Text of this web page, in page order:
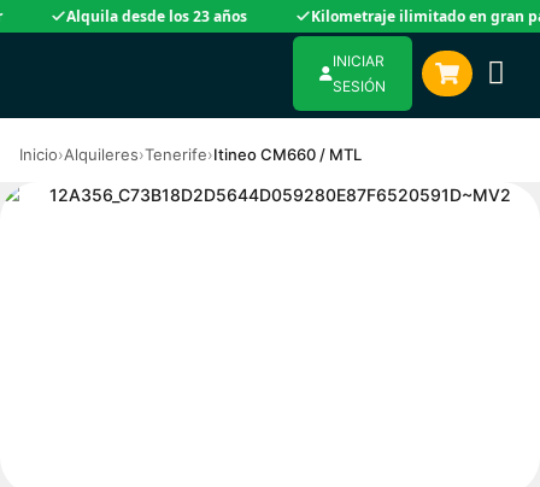
Alquila desde los 23 años Kilometraje ilimitado en gran
INICIAR
SESIÓN
Inicio›Alquileres›Tenerife›Itineo CM660 / MTL